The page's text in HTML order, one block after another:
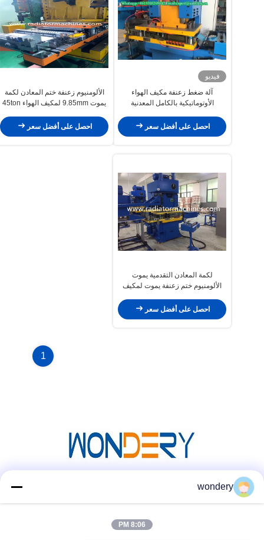
فيديو
آلة ضغط زعنفة مكيف الهواء
الأوتوماتيكية بالكامل المعدنية
احصل على أفضل سعر
الألومنيوم زعنفة ختم المعادن لكمة
يموت 9.85mm لمكيف الهواء 45ton
احصل على أفضل سعر
لكمة المعادن التقدمية يموت
الألومنيوم ختم زعنفة يموت لمكيف
احصل على أفضل سعر
1
wondery
8:06 PM